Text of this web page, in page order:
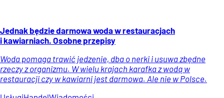
Jednak będzie darmowa woda w restauracjach
i kawiarniach. Osobne przepisy
Woda pomaga trawić jedzenie, dba o nerki i usuwa zbędne
rzeczy z organizmu. W wielu krajach karafka z wodą w
restauracji czy w kawiarni jest darmowa. Ale nie w Polsce.